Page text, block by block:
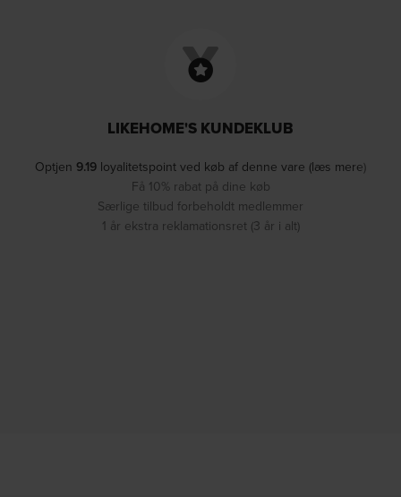
LIKEHOME'S KUNDEKLUB
Optjen 9.19 loyalitetspoint ved køb af denne vare (læs mere)
Få 10% rabat på dine køb
Særlige tilbud forbeholdt medlemmer
1 år ekstra reklamationsret (3 år i alt)